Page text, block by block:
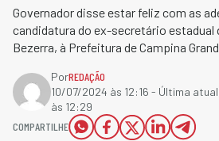
Governador disse estar feliz com as
candidatura do ex-secretário estadual
Bezerra, à Prefeitura de Campina
PorREDAÇÃO
10/07/2024 às 12:16 - Última
às 12:29
COMPARTILHE